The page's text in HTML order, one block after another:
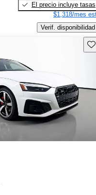
El precio incluye tasas
$1,318/mes
Verif. disponibilidad